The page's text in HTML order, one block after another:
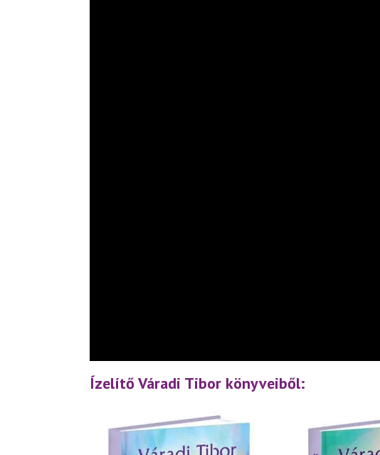
Ízelítő Váradi Tibor könyveiből: